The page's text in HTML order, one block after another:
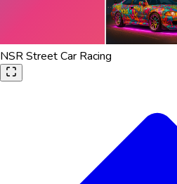
NSR Street Car Racing